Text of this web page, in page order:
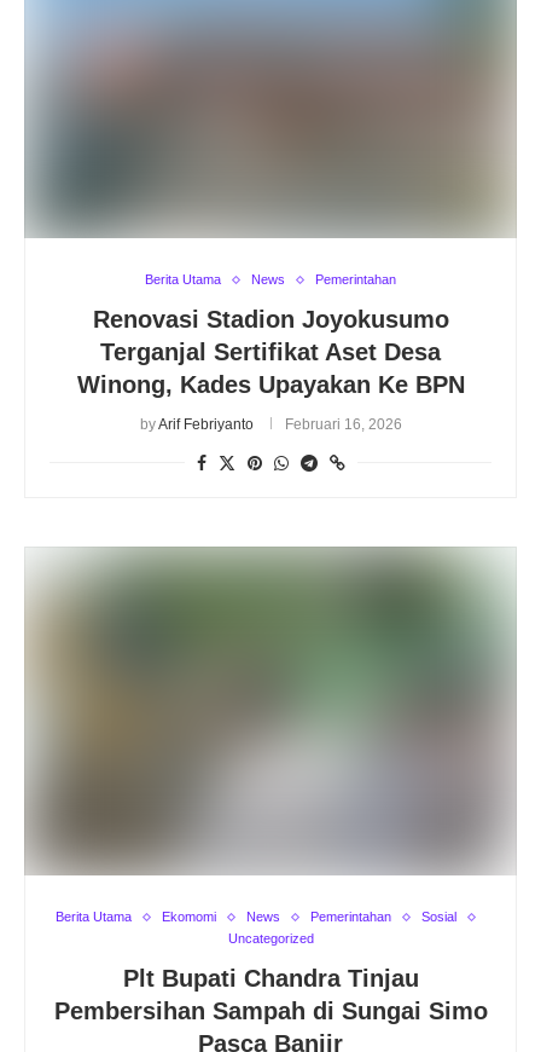
Berita Utama News Pemerintahan
Renovasi Stadion Joyokusumo
Terganjal Sertifikat Aset Desa
Winong, Kades Upayakan Ke BPN
byArif Febriyanto Februari 16, 2026
Berita Utama Ekomomi News Pemerintahan
Sosial
Uncategorized
Plt Bupati Chandra Tinjau
Pembersihan Sampah di Sungai Simo
Pasca Banjir